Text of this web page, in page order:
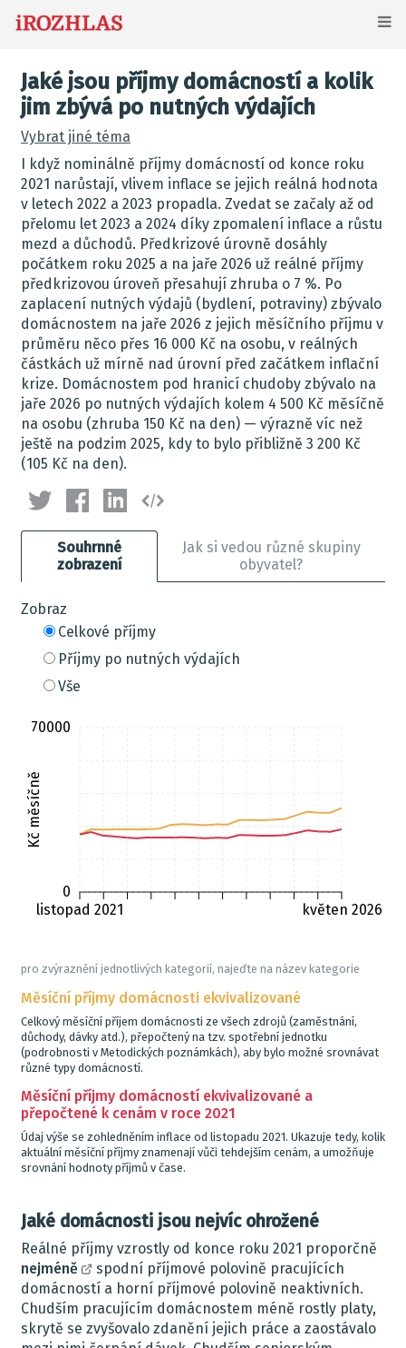
Jaké jsou příjmy domácností a kolik
jim zbývá po nutných výdajích
Vybrat jiné téma
I když nominálně příjmy domácností od konce roku
2021 narůstají, vlivem inflace se jejich reálná hodnota
v letech 2022 a 2023 propadla. Zvedat se začaly až od
přelomu let 2023 a 2024 díky zpomalení inflace a růstu
mezd a důchodů. Předkrizové úrovně dosáhly
počátkem roku 2025 a na jaře 2026 už reálné příjmy
předkrizovou úroveň přesahují zhruba o 7 %. Po
zaplacení nutných výdajů (bydlení, potraviny) zbývalo
domácnostem na jaře 2026 z jejich měsíčního příjmu v
průměru něco přes 16 000 Kč na osobu, v reálných
částkách už mírně nad úrovní před začátkem inflační
krize. Domácnostem pod hranicí chudoby zbývalo na
jaře 2026 po nutných výdajích kolem 4 500 Kč měsíčně
na osobu (zhruba 150 Kč na den) — výrazně víc než
ještě na podzim 2025, kdy to bylo přibližně 3 200 Kč
(105 Kč na den).
Souhrnné
zobrazení
Jak si vedou různé skupiny
obyvatel?
Zobraz
Celkové příjmy
Příjmy po nutných výdajích
Vše
0
70000
Kč měsíčně
listopad 2021 květen 2026
pro zvýraznění jednotlivých kategorií, najeďte na název kategorie
Měsíční příjmy domácnosti ekvivalizované
Celkový měsíční příjem domácnosti ze všech zdrojů (zaměstnání,
důchody, dávky atd.), přepočtený na tzv. spotřební jednotku
(podrobnosti v Metodických poznámkách), aby bylo možné srovnávat
různé typy domácností.
Měsíční příjmy domácností ekvivalizované a
přepočtené k cenám v roce 2021
Údaj výše se zohledněním inflace od listopadu 2021. Ukazuje tedy, kolik
aktuální měsíční příjmy znamenají vůči tehdejším cenám, a umožňuje
srovnání hodnoty příjmů v čase.
Jaké domácnosti jsou nejvíc ohrožené
Reálné příjmy vzrostly od konce roku 2021 proporčně
nejméně
spodní příjmové polovině pracujících
domácností a horní příjmové polovině neaktivních.
Chudším pracujícím domácnostem méně rostly platy,
skrytě se zvyšovalo zdanění jejich práce a zaostávalo